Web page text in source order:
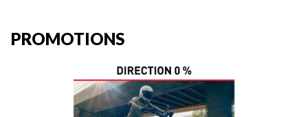
PROMOTIONS